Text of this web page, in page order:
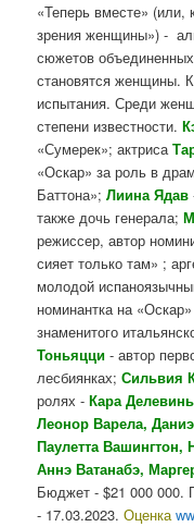
«Теперь вместе» (или,
зрения женщины») -
сюжетов
становятся женщины.
испытания. Среди
степени известности.
«Сумерек»; актриса
«Оскар» за роль в
Баттона»;Лиина Ядав
также дочь генерала;
режиссер, автор
сияет только там» ;
молодой
номинантка на
знаменитого
Тоньяцци - автор
лесбиянках;Сильвия
ролях -Кара
Леонор Варела,
Паулетта
Аннэ Ватанабэ,
Бюджет - $21 000 000.
- 17.03.2023.Оценка